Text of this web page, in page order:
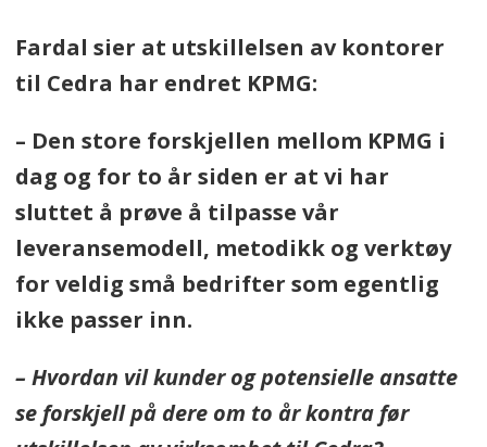
Fardal sier at utskillelsen av kontorer
til Cedra har endret KPMG:
– Den store forskjellen mellom KPMG i
dag og for to år siden er at vi har
sluttet å prøve å tilpasse vår
leveransemodell, metodikk og verktøy
for veldig små bedrifter som egentlig
ikke passer inn.
– Hvordan vil kunder og potensielle ansatte
se forskjell på dere om to år kontra før